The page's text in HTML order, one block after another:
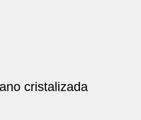
cristalizada